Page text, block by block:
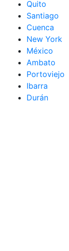
Quito
Santiago
Cuenca
New York
México
Ambato
Portoviejo
Ibarra
Durán